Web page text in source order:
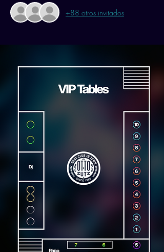
+88 otros invitados